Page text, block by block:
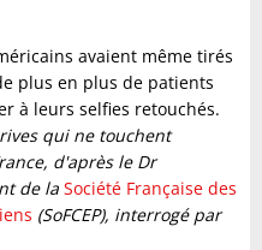
avaient même tirés
plus en plus de patients
à leurs selfies retouchés.
qui ne touchent
d'après le Dr
de la Société Française des
(SoFCEP), interrogé par